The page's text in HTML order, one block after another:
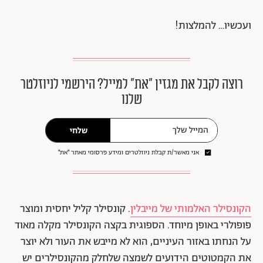
ועכשיו… להמלצות!
רוצה לקבל את מגזין ״את״ למייל? הירשמי לניוזלטר
שלנו
שלחי
אני מאשר/ת קבלת ניוזלטרים ומידע פרסומי מאתר ״את״
הקונסילר האלמותי של מייבלין. קונסילר קליל יחסית ומוצר
פופולרי באופן מיוחד. הספוגית בקצה הקונסילר מקלה מאוד
על הנחתו באזור העיניים, הוא לא מייבש את העור ולא יוצר
את הקמטוטים הידועים לשמצה שלחלק מהקונסילרים יש